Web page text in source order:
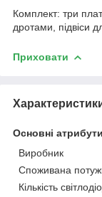
Комплект: три
дротами, підвіси
Приховати
Основні атрибути
Виробник
Споживана
Кількість